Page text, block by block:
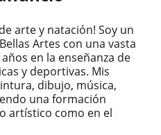
arte y natación! Soy un
Artes con una vasta
en la enseñanza de
y deportivas. Mis
dibujo, música,
una formación
artístico como en el